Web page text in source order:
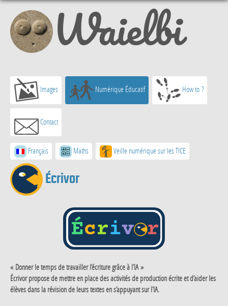
Waielbi
Images Numérique Éducatif How to ?
Contact
Français Maths Veille numérique sur les TICE
Écrivor
« Donner le temps de travailler l’écriture grâce à l’IA »
Écrivor propose de mettre en place des activités de production écrite et d’aider les
élèves dans la révision de leurs textes en s’appuyant sur l’IA.